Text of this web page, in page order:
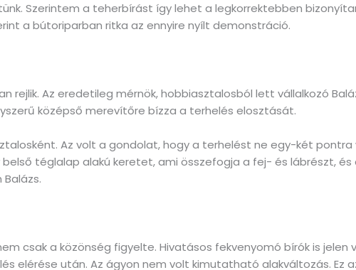
Szerintem a teherbírást így lehet a legkorrektebben
a bútoriparban ritka az ennyire nyílt demonstráció.
rejlik. Az eredetileg mérnök, hobbiasztalosból lett vállalkozó
középső merevítőre bízza a terhelés elosztását.
Az volt a gondolat, hogy a terhelést ne egy-két pontra
téglalap alakú keretet, ami összefogja a fej- és lábrészt,
csak a közönség figyelte. Hivatásos fekvenyomó bírók is jelen
elérése után. Az ágyon nem volt kimutatható alakváltozás. Ez